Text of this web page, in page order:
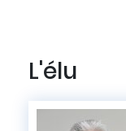
L'élu